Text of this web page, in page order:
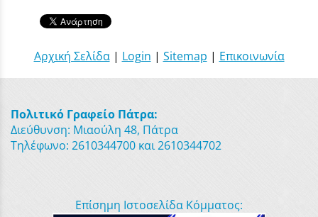
Αρχική Σελίδα| Login | Sitemap | Επικοινωνία
Πολιτικό Γραφείο Πάτρα:
Διεύθυνση: Μιαούλη 48, Πάτρα
Τηλέφωνο: 2610344700 και 2610344702
Επίσημη Ιστοσελίδα Κόμματος: